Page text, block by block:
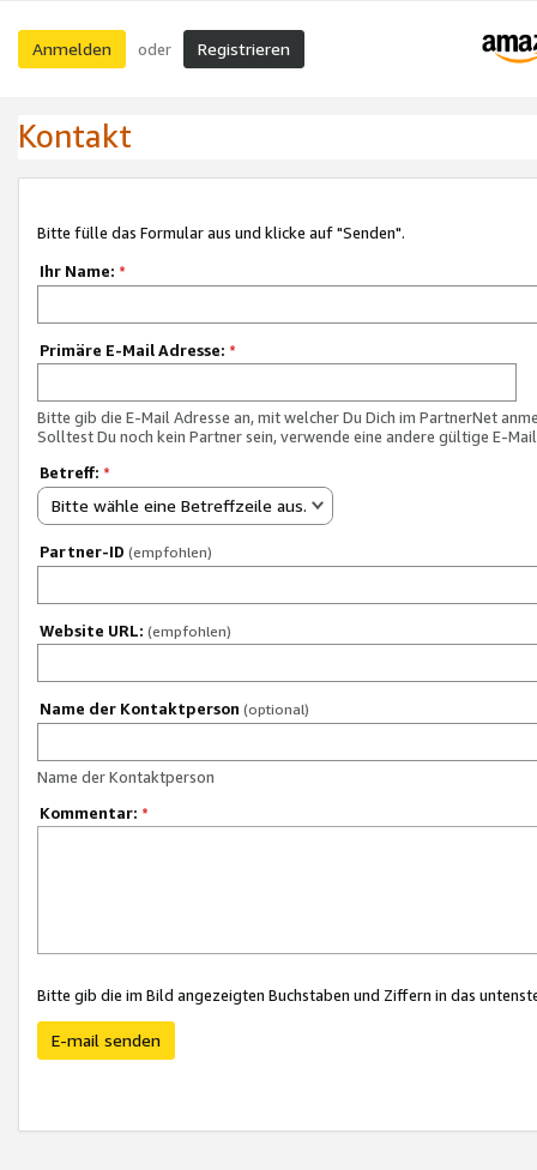
Anmelden oder Registrieren
Kontakt
Bitte fülle das Formular aus und klicke auf "Senden".
Ihr Name: *
Primäre E-Mail Adresse: *
Bitte gib die E-Mail Adresse an, mit welcher Du Dich im PartnerNet
Solltest Du noch kein Partner sein, verwende eine andere gültige E-
Betreff: *
Bitte wähle eine Betreffzeile aus.
Partner-ID (empfohlen)
Website URL: (empfohlen)
Name der Kontaktperson (optional)
Name der Kontaktperson
Kommentar: *
Bitte gib die im Bild angezeigten Buchstaben und Ziffern in das
E-mail senden